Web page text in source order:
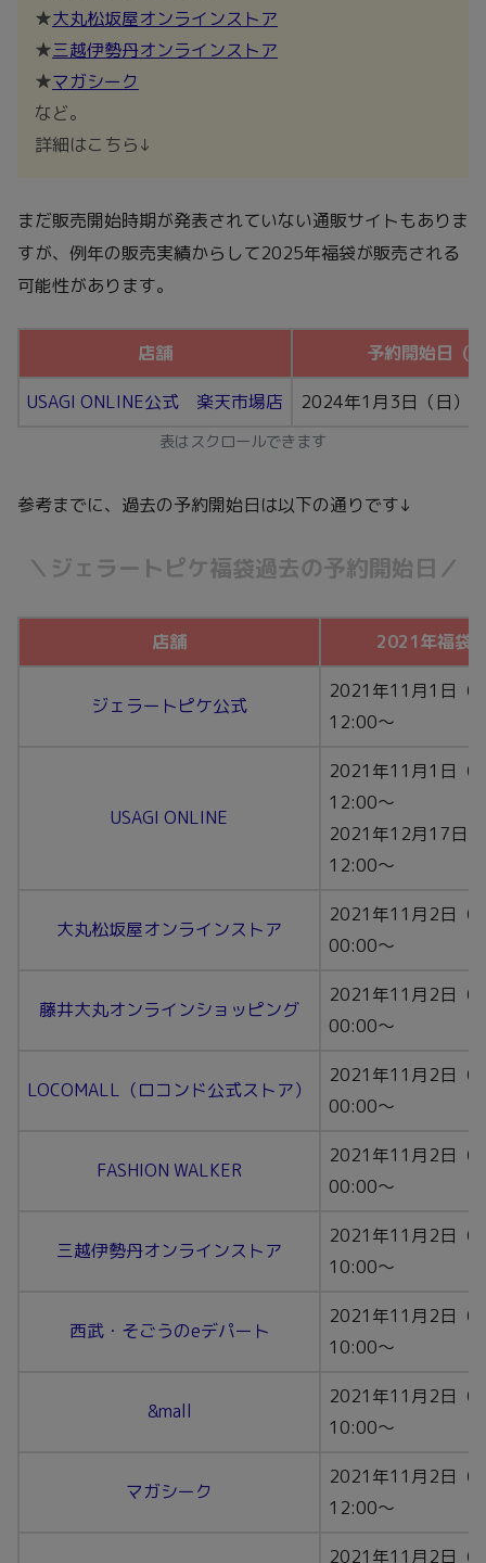
★大丸松坂屋オンラインストア
★三越伊勢丹オンラインストア
★マガシーク
など。
詳細はこちら↓
まだ販売開始時期が発表されていない通販サイトもありま
すが、例年の販売実績からして2025年福袋が販売される
可能性があります。
店舗 予約開始日（
USAGI ONLINE公式 楽天市場店 2024年1月3日（日）
表はスクロールできます
参考までに、過去の予約開始日は以下の通りです↓
＼ジェラートピケ福袋過去の予約開始日／
店舗 2021年福袋
ジェラートピケ公式
2021年11月1日（
12:00～
USAGI ONLINE
2021年11月1日（
12:00～
2021年12月17日
12:00〜
大丸松坂屋オンラインストア
2021年11月2日（
00:00〜
藤井大丸オンラインショッピング
2021年11月2日（
00:00〜
LOCOMALL（ロコンド公式ストア）
2021年11月2日（
00:00〜
FASHION WALKER
2021年11月2日（
00:00〜
三越伊勢丹オンラインストア
2021年11月2日（
10:00〜
西武・そごうのeデパート
2021年11月2日（
10:00〜
&mall
2021年11月2日（
10:00〜
マガシーク
2021年11月2日（
12:00〜
2021年11月2日（